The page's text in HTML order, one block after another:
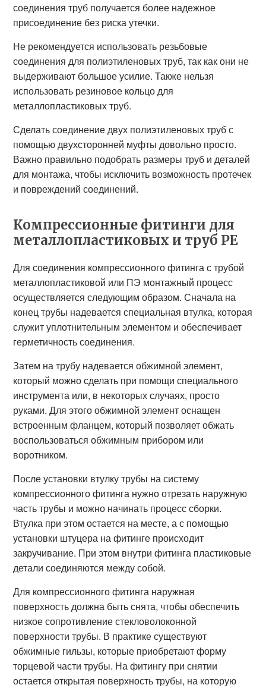
соединения труб получается более надежное
присоединение без риска утечки.
Не рекомендуется использовать резьбовые
соединения для полиэтиленовых труб, так как они не
выдерживают большое усилие. Также нельзя
использовать резиновое кольцо для
металлопластиковых труб.
Сделать соединение двух полиэтиленовых труб с
помощью двухсторонней муфты довольно просто.
Важно правильно подобрать размеры труб и деталей
для монтажа, чтобы исключить возможность протечек
и повреждений соединений.
Компрессионные фитинги для
металлопластиковых и труб PE
Для соединения компрессионного фитинга с трубой
металлопластиковой или ПЭ монтажный процесс
осуществляется следующим образом. Сначала на
конец трубы надевается специальная втулка, которая
служит уплотнительным элементом и обеспечивает
герметичность соединения.
Затем на трубу надевается обжимной элемент,
который можно сделать при помощи специального
инструмента или, в некоторых случаях, просто
руками. Для этого обжимной элемент оснащен
встроенным фланцем, который позволяет обжать
воспользоваться обжимным прибором или
воротником.
После установки втулку трубы на систему
компрессионного фитинга нужно отрезать наружную
часть трубы и можно начинать процесс сборки.
Втулка при этом остается на месте, а с помощью
установки штуцера на фитинге происходит
закручивание. При этом внутри фитинга пластиковые
детали соединяются между собой.
Для компрессионного фитинга наружная
поверхность должна быть снята, чтобы обеспечить
низкое сопротивление стекловолоконной
поверхности трубы. В практике существуют
обжимные гильзы, которые приобретают форму
торцевой части трубы. На фитингу при снятии
остается открытая поверхность трубы, на которую